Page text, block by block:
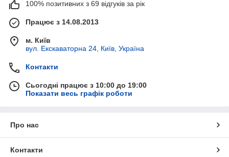
100% позитивних з 69 відгуків за рік
Працює з 14.08.2013
м. Київ
вул. Екскаваторна 24, Київ, Україна
Контакти
Сьогодні працює з 10:00 до 19:00
Показати весь графік роботи
Про нас
Контакти